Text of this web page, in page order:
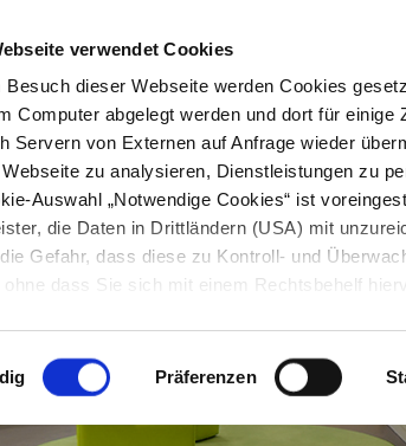
verwendet Cookies
Besuch dieser Webseite werden Cookies
Computer abgelegt werden und dort für
Servern von Externen auf Anfrage wieder
zu analysieren, Dienstleistungen zu
Auswahl „Notwendige Cookies“ ist
die Daten in Drittländern (USA) mit
Gefahr, dass diese zu Kontroll- und
ohne dass Sie sich mit einem Rechtsbehelf
entnehmen. Die von Ihnen
mit Wirkung für die Zukunft angepasst oder
Präferenzen
STARTSEITE